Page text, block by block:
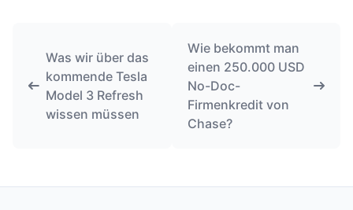
Was wir über das
kommende Tesla
Model 3 Refresh
wissen müssen
Wie bekommt man
einen 250.000 USD
No-Doc-
Firmenkredit von
Chase?